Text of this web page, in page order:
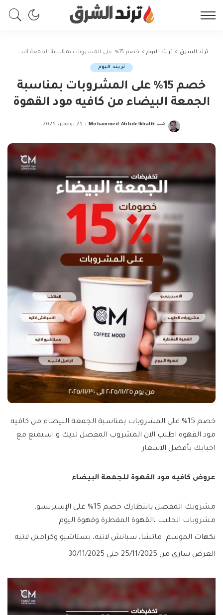
ترند الشرق > تريند اليوم> خصم 15% على المشروبات بمناسبة الجمعة البيضاء من كافيه مود القهوة
تريند اليوم
خصم 15% على المشروبات بمناسبة
الجمعة البيضاء من كافيه مود القهوة
Posted
كتب Mohammed Abbdelkhalik 25 نوفمبر، 2025
خصم 15% على المشروبات بمناسبة الجمعة البيضاء من كافيه
مود القهوة اطلب الان المشروب المفضل لديك و استمتع مع
احبابك بأفضل الاسعار
عروض كافيه مود القهوة للجمعة البيضاء
مشروبك المفضل بانتظارك خصم 15% على الإسبريسو،
مشروبات الحليب ،القهوة المقطرة وقهوة اليوم
نكهات الموسم: ماتشا، سبانش لاتيه، بستاشيو وكراميل لاتيه
العرض ساري من 25/11/2025 حتى 30/11/2025